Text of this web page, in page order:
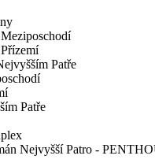
Patře
Patře
Nejvyšší Patro -